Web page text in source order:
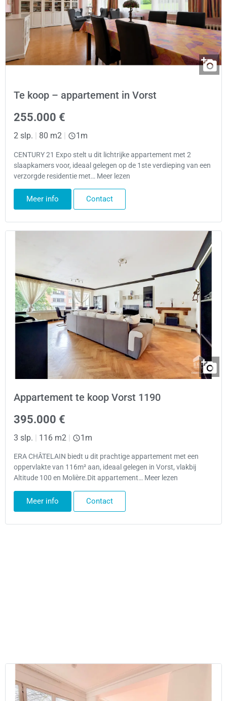
Te koop – appartement in Vorst
255.000 €
2 slp. 80 m2 1m
CENTURY 21 Expo stelt u dit lichtrijke appartement met 2
slaapkamers voor, ideaal gelegen op de 1ste verdieping van een
verzorgde residentie met… Meer lezen
Meer info Contact
Appartement te koop Vorst 1190
395.000 €
3 slp. | 116 m2 | 1m
ERA CHÂTELAIN biedt u dit prachtige appartement met een
oppervlakte van 116m² aan, ideaal gelegen in Vorst, vlakbij
Altitude 100 en Molière.Dit appartement… Meer lezen
Meer info Contact